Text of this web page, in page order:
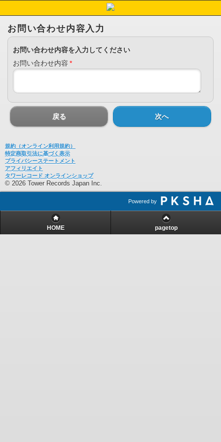
お問い合わせ内容入力
お問い合わせ内容を入力してください
お問い合わせ内容 *
戻る 次へ
規約（オンライン利用規約）
特定商取引法に基づく表示
プライバシーステートメント
アフィリエイト
タワーレコード オンラインショップ
© 2026 Tower Records Japan Inc.
Powered by
HOME pagetop